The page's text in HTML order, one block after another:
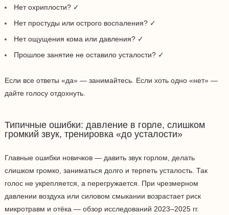
Нет охриплости? ✓
Нет простуды или острого воспаления? ✓
Нет ощущения кома или давления? ✓
Прошлое занятие не оставило усталости? ✓
Если все ответы «да» — занимайтесь. Если хоть одно «нет» —
дайте голосу отдохнуть.
Типичные ошибки: давление в горле, слишком
громкий звук, тренировка «до усталости»
Главные ошибки новичков — давить звук горлом, делать
слишком громко, заниматься долго и терпеть усталость. Так
голос не укрепляется, а перегружается. При чрезмерном
давлении воздуха или силовом смыкании возрастает риск
микротравм и отёка — обзор исследований 2023–2025 гг.